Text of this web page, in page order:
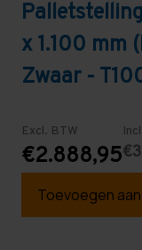
x 1.100 mm
Zwaar -
Excl. BTW
€2.888,95
Toevoegen